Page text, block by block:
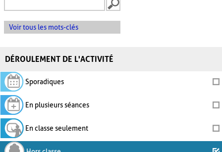
Voir tous les mots-clés
DÉROULEMENT DE L'ACTIVITÉ
Sporadiques
En plusieurs séances
En classe seulement